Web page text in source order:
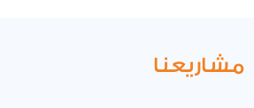
مشاريعنا